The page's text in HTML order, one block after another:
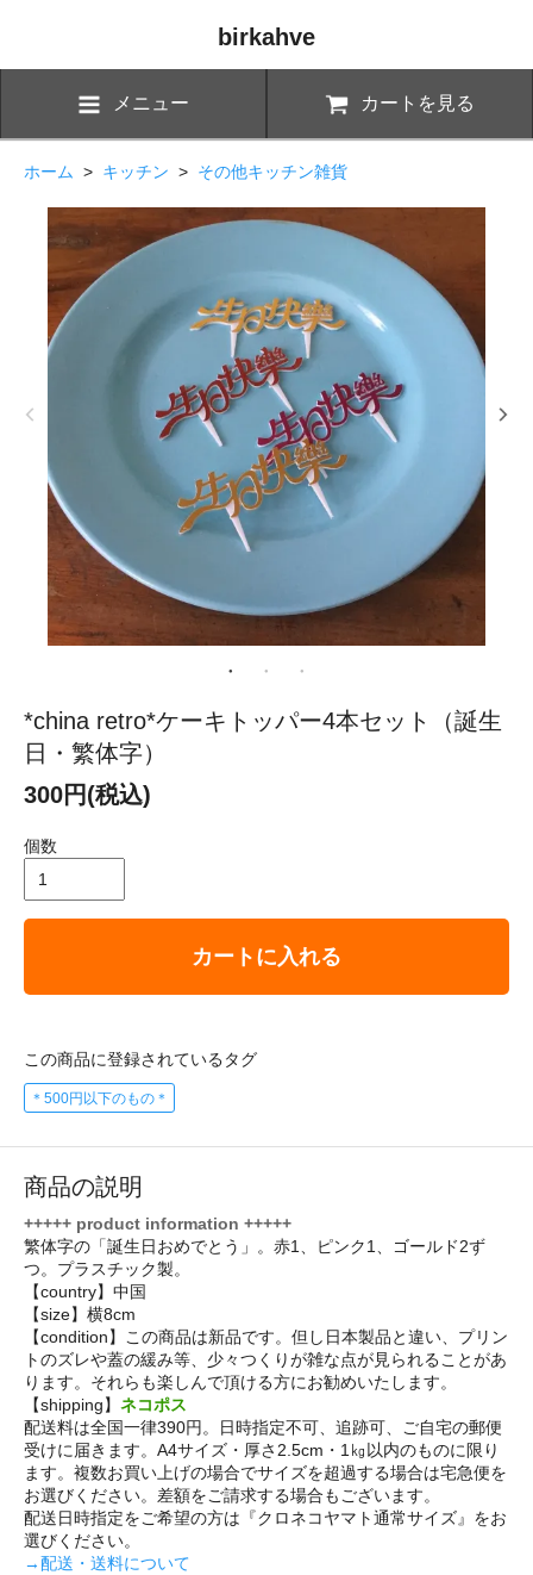
birkahve
メニュー カートを見る
ホーム > キッチン > その他キッチン雑貨
*china retro*ケーキトッパー4本セット（誕生
日・繁体字）
300円(税込)
個数
カートに入れる
この商品に登録されているタグ
＊500円以下のもの＊
商品の説明
+++++ product information +++++
繁体字の「誕生日おめでとう」。赤1、ピンク1、ゴールド2ず
つ。プラスチック製。
【country】中国
【size】横8cm
【condition】この商品は新品です。但し日本製品と違い、プリン
トのズレや蓋の緩み等、少々つくりが雑な点が見られることがあ
ります。それらも楽しんで頂ける方にお勧めいたします。
【shipping】 ネコポス
配送料は全国一律390円。日時指定不可、追跡可、ご自宅の郵便
受けに届きます。A4サイズ・厚さ2.5cm・1㎏以内のものに限り
ます。複数お買い上げの場合でサイズを超過する場合は宅急便を
お選びください。差額をご請求する場合もございます。
配送日時指定をご希望の方は『クロネコヤマト通常サイズ』をお
選びください。
→配送・送料について